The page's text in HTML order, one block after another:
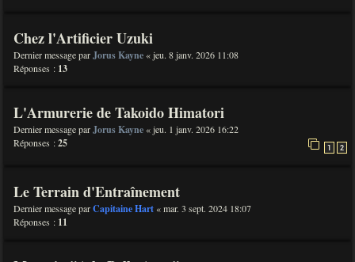
Chez l'Artificier Uzuki
Dernier message parJorus Kayne «jeu. 8 janv. 2026 11:08
Réponses : 13
L'Armurerie de Takoido Himatori
Dernier message parJorus Kayne «jeu. 1 janv. 2026 16:22
Réponses :25 1 2
Le Terrain d'Entraînement
Dernier message parCapitaine Hart «mar. 3 sept. 2024 18:07
Réponses : 11